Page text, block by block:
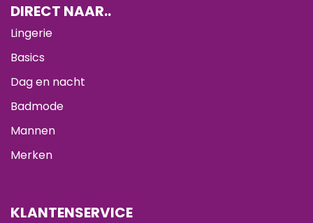
DIRECT NAAR..
Lingerie
Basics
Dag en nacht
Badmode
Mannen
Merken
KLANTENSERVICE